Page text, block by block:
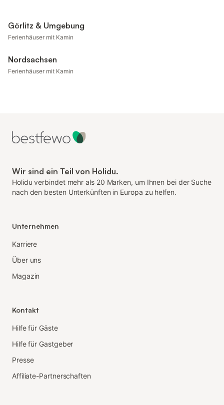
Görlitz & Umgebung
Ferienhäuser mit Kamin
Nordsachsen
Ferienhäuser mit Kamin
Wir sind ein Teil von Holidu.
Holidu verbindet mehr als 20 Marken, um Ihnen bei der Suche
nach den besten Unterkünften in Europa zu helfen.
Unternehmen
Karriere
Über uns
Magazin
Kontakt
Hilfe für Gäste
Hilfe für Gastgeber
Presse
Affiliate-Partnerschaften